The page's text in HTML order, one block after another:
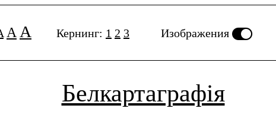
A A Кернинг: 1 2 3 Изображения
Белкартаграфія